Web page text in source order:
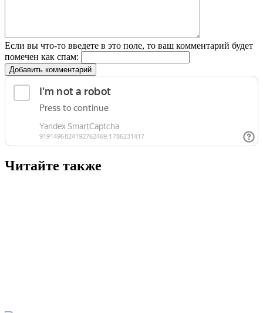
Если вы что-то введете в это поле, то ваш комментарий будет
помечен как спам:
Добавить комментарий
Читайте также